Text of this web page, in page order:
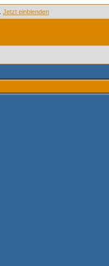
Jetzt einblenden